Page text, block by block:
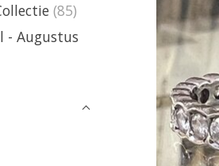
(85)
- Augustus